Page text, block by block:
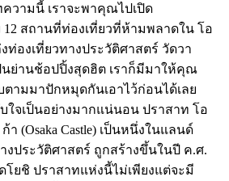
วามนี้ เราจะพาคุณไปเปิด
สถานที่ท่องเที่ยวที่ห้ามพลาดใน โอ
ท่องเที่ยวทางประวัติศาสตร์ วัดวา
นย่านช้อปปิ้งสุดฮิต เราก็มีมาให้คุณ
ตามมาปักหมุดกันเอาไว้ก่อนได้เลย
ใจเป็นอย่างมากแน่นอน ปราสาท โอ
(Osaka Castle) เป็นหนึ่งในแลนด์
ประวัติศาสตร์ ถูกสร้างขึ้นในปี ค.ศ.
โยชิ ปราสาทแห่งนี้ไม่เพียงแต่จะมี